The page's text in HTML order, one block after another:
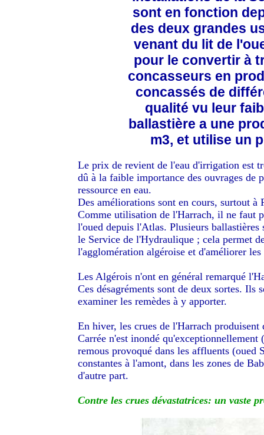
sont en fonction
des deux grandes
venant du lit de
pour le convertir à
concasseurs en
concassés de
qualité vu leur
ballastière a une
m3, et utilise un
Le prix de revient de l'eau d'irrigation est
dû à la faible importance des ouvrages de
ressource en eau.
Des améliorations sont en cours, surtout à
Comme utilisation de l'Harrach, il ne faut
l'oued depuis l'Atlas. Plusieurs
le Service de l'Hydraulique ; cela permet
l'agglomération algéroise et d'améliorer
Les Algérois n'ont en général remarqué
Ces désagréments sont de deux sortes. Ils
examiner les remèdes à y apporter.
En hiver, les crues de l'Harrach produisent
Carrée n'est inondé
remous provoqué dans les affluents (oued
constantes à l'amont, dans les zones de
d'autre part.
Contre les crues dévastatrices: un vaste